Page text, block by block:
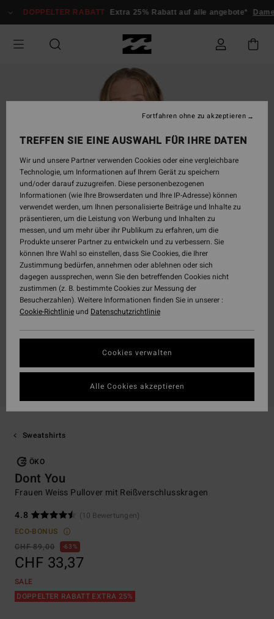
zur
springen
DOPPELTER RABATT Extra 25% Rabatt auf alle angebote* Damen
Sweatshirts
ÖKO
Dont You
Frauen Weiss Pullover mit Reißverschlusskragen
4.8
(10 Bewertungen)
ECO-BONUS
CHF 89,00
63%
CHF 33,37
SALE
DOPPELTER RABATT EXTRA 25%
TREFFEN SIE EINE AUSWAHL FÜR IHRE DATEN
Wir und unsere Partner verwenden Cookies oder eine vergleichbare
Technologie, um Informationen auf Ihrem Gerät zu speichern
und/oder darauf zuzugreifen. Diese personenbezogenen
Informationen (wie Ihre Browserdaten und Ihre IP-Adresse) können
verwendet werden, um Ihnen personalisierte Beiträge und Inhalte zu
präsentieren, um die Leistung von Werbung und Inhalten zu
messen, und um mehr über ihr Publikum zu erfahren, um die
Produkte unserer Partner zu entwickeln und zu verbessern. Sie
können Ihre Wahl so einstellen, dass Sie Cookies, die Ihrer
Zustimmung bedürfen, annehmen oder ablehnen oder sich
dagegen aussprechen, wenn Sie den betreffenden Cookies nicht
zustimmen (z. B. bestimmte Cookies zur Messung der
Besucherzahlen). Weitere Informationen finden Sie in unserer :
Cookie-Richtlinieund Datenschutzrichtlinie
Cookies verwalten
Fortfahren ohne zu akzeptieren
Alle Cookies akzeptieren